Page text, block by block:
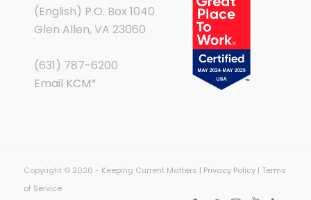
(English) P.O. Box 1040
Glen Allen, VA 23060
(631) 787-6200
Email KCM*
Copyright © 2026 - Keeping Current Matters | Privacy Policy| Terms
of Service